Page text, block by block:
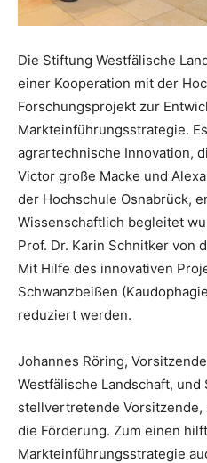
Die Stiftung Westfälische
einer Kooperation mit der
Forschungsprojekt zur
Markteinführungsstrategie.
agrartechnische Innovation,
Victor große Macke und
der Hochschule Osnabrück,
Wissenschaftlich begleitet
Prof. Dr. Karin Schnitker von
Mit Hilfe des innovativen
Schwanzbeißen
reduziert werden.
Johannes Röring,
Westfälische Landschaft,
stellvertretende
die Förderung. Zum einen
Markteinführungsstrategie